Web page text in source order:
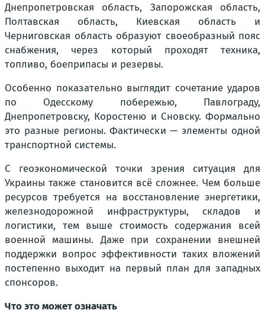
Днепропетровская область, Запорожская область,
Полтавская область, Киевская область и
Черниговская область образуют своеобразный пояс
снабжения, через который проходят техника,
топливо, боеприпасы и резервы.
Особенно показательно выглядит сочетание ударов
по Одесскому побережью, Павлограду,
Днепропетровску, Коростеню и Сновску. Формально
это разные регионы. Фактически — элементы одной
транспортной системы.
С геоэкономической точки зрения ситуация для
Украины также становится всё сложнее. Чем больше
ресурсов требуется на восстановление энергетики,
железнодорожной инфраструктуры, складов и
логистики, тем выше стоимость содержания всей
военной машины. Даже при сохранении внешней
поддержки вопрос эффективности таких вложений
постепенно выходит на первый план для западных
спонсоров.
Что это может означать